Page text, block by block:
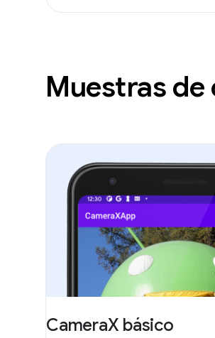
Muestras de
CameraX básico